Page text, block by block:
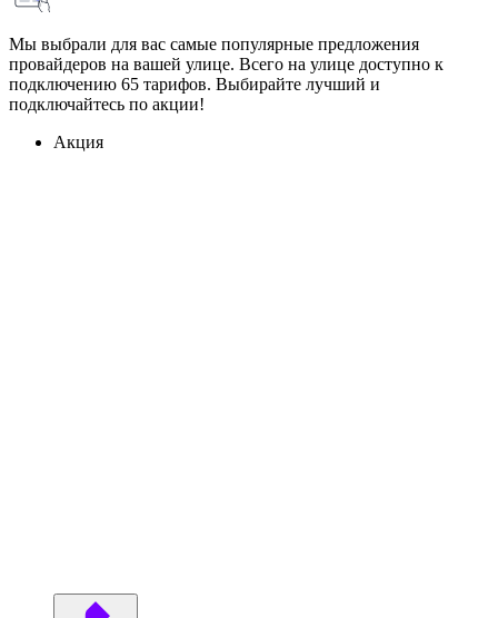
Мы выбрали для вас самые популярные предложения
провайдеров на вашей улице. Всего на улице доступно к
подключению 65 тарифов. Выбирайте лучший и
подключайтесь по акции!
Акция